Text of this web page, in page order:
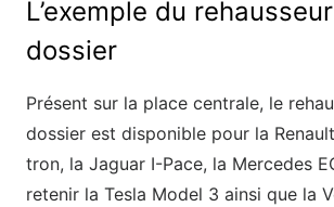
L’exemple du
dossier
Présent sur la place centrale, le
dossier est disponible pour la
tron, la Jaguar I-Pace, la Mercedes
retenir la Tesla Model 3 ainsi que la